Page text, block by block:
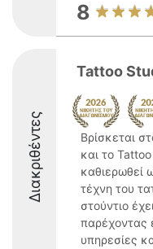
8
Διακριθέντες
Tattoo
Βρίσκεται
και το
καθιερωθεί
τέχνη του
στούντιο
παρέχοντας
υπηρεσίες